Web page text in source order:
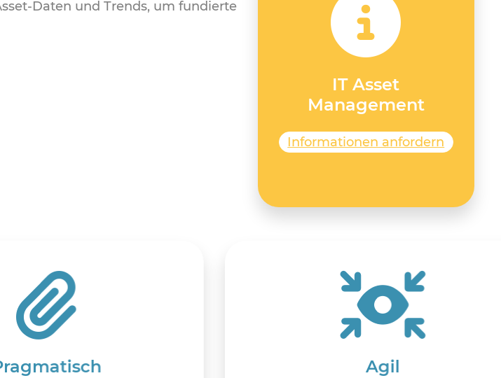
Daten und Trends, um fundierte
IT Asset
Management
Informationen anfordern
Agil